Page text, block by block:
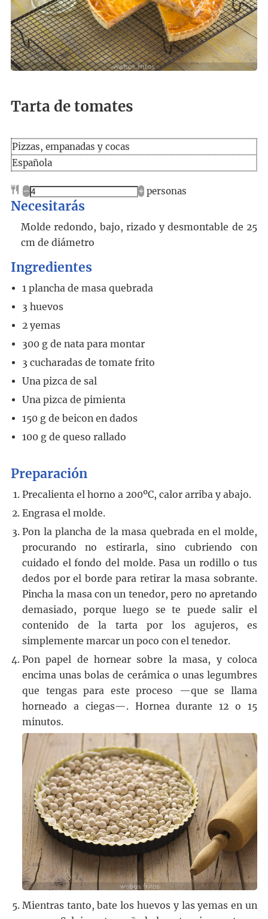
Tarta de tomates
Pizzas, empanadas y cocas
Española
– + personas
Necesitarás
Molde redondo, bajo, rizado y desmontable de 25
cm de diámetro
Ingredientes
1 plancha de masa quebrada
3 huevos
2 yemas
300 g de nata para montar
3 cucharadas de tomate frito
Una pizca de sal
Una pizca de pimienta
150 g de beicon en dados
100 g de queso rallado
Preparación
Precalienta el horno a 200ºC, calor arriba y abajo.
Engrasa el molde.
Pon la plancha de la masa quebrada en el molde,
procurando no estirarla, sino cubriendo con
cuidado el fondo del molde. Pasa un rodillo o tus
dedos por el borde para retirar la masa sobrante.
Pincha la masa con un tenedor, pero no apretando
demasiado, porque luego se te puede salir el
contenido de la tarta por los agujeros, es
simplemente marcar un poco con el tenedor.
Pon papel de hornear sobre la masa, y coloca
encima unas bolas de cerámica o unas legumbres
que tengas para este proceso —que se llama
horneado a ciegas—. Hornea durante 12 o 15
minutos.
Mientras tanto, bate los huevos y las yemas en un